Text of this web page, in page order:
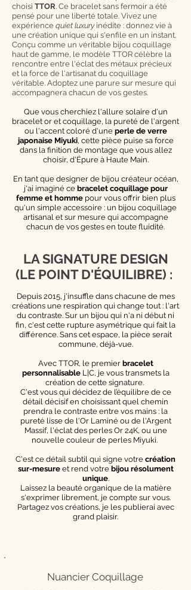
choisi TTOR. Ce bracelet sans fermoir a été
pensé pour une liberté totale. Vivez une
expérience quiet luxuryinédite : donnez vie à
une création unique qui s'enfile en un instant.
Conçu comme un véritable bijou coquillage
haut de gamme, le modèle TTOR célèbre la
rencontre entre l'éclat des métaux précieux
et la force de l'artisanat du coquillage
véritable. Adoptez une parure sur mesure qui
accompagnera chacun de vos gestes.
Que vous cherchiez l'allure solaire d'un
bracelet or et coquillage, la pureté de l'argent
ou l'accent coloré d'une perle de verre
japonaise Miyuki, cette pièce puise sa force
dans la finition de montage que vous allez
choisir, d'Épure à Haute Main.
En tant que designer de bijou créateur océan,
j'ai imaginé ce bracelet coquillage pour
femme et hommepour vous offrir bien plus
qu'un simple accessoire : un bijou coquillage
artisanal et sur mesure qui accompagne
chacun de vos gestes en toute fluidité.
LA SIGNATURE DESIGN
(LE POINT D'ÉQUILIBRE) :
Depuis 2015, j'insuffle dans chacune de mes
créations une respiration qui change tout : l'art
du contraste. Sur un bijou qui n'a ni début ni
fin, c'est cette rupture asymétrique qui fait la
différence. Sans cet espace, la pièce serait
commune, déjà-vue.
Avec TTOR, le premier bracelet
personnalisableL|C, je vous transmets la
création de cette signature.
C'est vous qui décidez de l’équilibre de ce
détail décisif en choisissant quel chemin
prendra le contraste entre vos mains : la
pureté lisse de l'Or Laminé ou de l'Argent
Massif, l'éclat des perles Or 24K, ou une
nouvelle couleur de perles Miyuki.
C'est ce détail subtil qui signe votre création
sur-mesureet rend votre bijou résolument
unique.
Laissez la beauté organique de la matière
s'exprimer librement, je compte sur vous.
Partagez vos créations, je les publierai avec
grand plaisir.
Nuancier Coquillage